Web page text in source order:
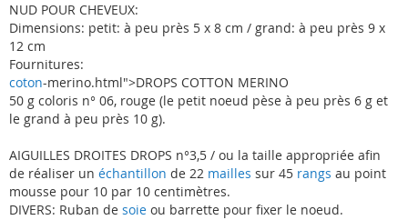
NUD POUR CHEVEUX:
Dimensions: petit: à peu près 5 x 8 cm / grand: à peu près 9 x
12 cm
Fournitures:
coton-merino.html">DROPS COTTON MERINO
50 g coloris n° 06, rouge (le petit noeud pèse à peu près 6 g et
le grand à peu près 10 g).
AIGUILLES DROITES DROPS n°3,5 / ou la taille appropriée afin
de réaliser un échantillon de 22 mailles sur 45 rangs au point
mousse pour 10 par 10 centimètres.
DIVERS: Ruban de soie ou barrette pour fixer le noeud.